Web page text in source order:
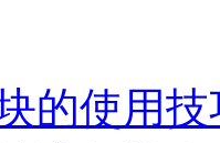
的使用技